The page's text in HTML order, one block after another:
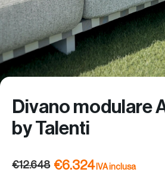
Divano modulare
by Talenti
€12.648 €6.324